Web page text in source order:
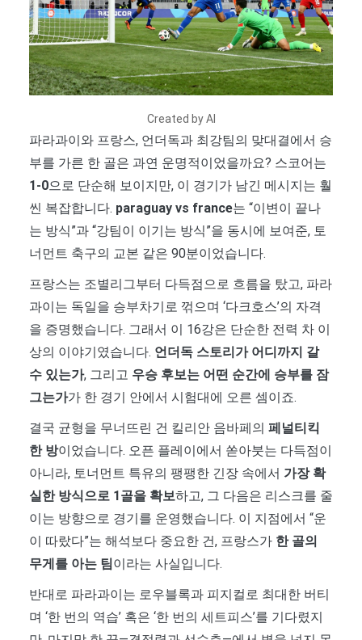
Created by AI
파라과이와 프랑스, 언더독과 최강팀의 맞대결에서 승
부를 가른 한 골은 과연 운명적이었을까요? 스코어는
1-0으로 단순해 보이지만, 이 경기가 남긴 메시지는 훨
씬 복잡합니다. paraguay vs france는 “이변이 끝나
는 방식”과 “강팀이 이기는 방식”을 동시에 보여준, 토
너먼트 축구의 교본 같은 90분이었습니다.
프랑스는 조별리그부터 다득점으로 흐름을 탔고, 파라
과이는 독일을 승부차기로 꺾으며 ‘다크호스’의 자격
을 증명했습니다. 그래서 이 16강은 단순한 전력 차 이
상의 이야기였습니다. 언더독 스토리가 어디까지 갈
수 있는가, 그리고 우승 후보는 어떤 순간에 승부를 잠
그는가가 한 경기 안에서 시험대에 오른 셈이죠.
결국 균형을 무너뜨린 건 킬리안 음바페의 페널티킥
한 방이었습니다. 오픈 플레이에서 쏟아붓는 다득점이
아니라, 토너먼트 특유의 팽팽한 긴장 속에서 가장 확
실한 방식으로 1골을 확보하고, 그 다음은 리스크를 줄
이는 방향으로 경기를 운영했습니다. 이 지점에서 “운
이 따랐다”는 해석보다 중요한 건, 프랑스가 한 골의
무게를 아는 팀이라는 사실입니다.
반대로 파라과이는 로우블록과 피지컬로 최대한 버티
며 ‘한 번의 역습’ 혹은 ‘한 번의 세트피스’를 기다렸지